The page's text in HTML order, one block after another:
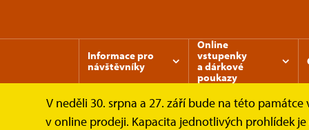
Informace pro
návštěvníky
Online
vstupenky
a dárkové
poukazy
V neděli 30. srpna a 27. září bude na této
v online prodeji. Kapacita jednotlivých prohlídek
Březnice Informace pro návštěvníky